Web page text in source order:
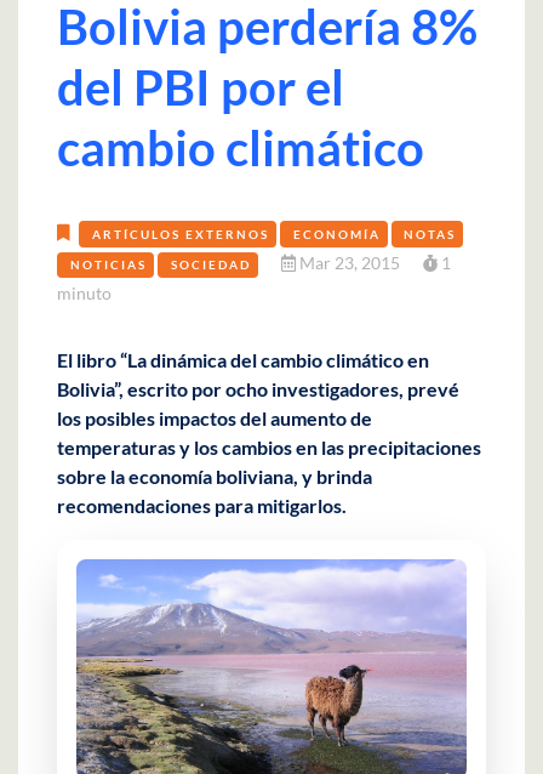
Bolivia perdería 8%
del PBI por el
cambio climático
ARTÍCULOS EXTERNOS ECONOMÍA NOTAS
NOTICIAS SOCIEDAD Mar 23, 2015
1
minuto
El libro “La dinámica del cambio climático en
Bolivia”, escrito por ocho investigadores, prevé
los posibles impactos del aumento de
temperaturas y los cambios en las precipitaciones
sobre la economía boliviana, y brinda
recomendaciones para mitigarlos.